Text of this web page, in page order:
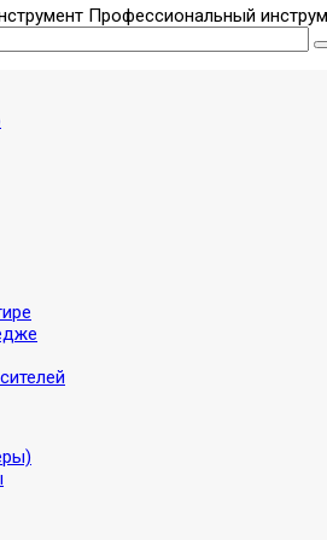
Профессиональный